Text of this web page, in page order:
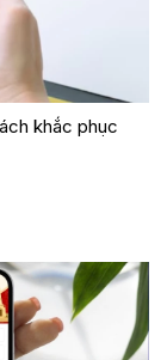
khắc phục